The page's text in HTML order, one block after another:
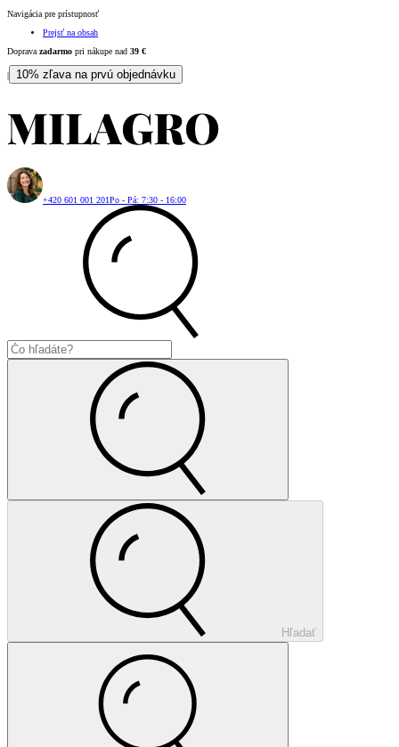
Navigácia pre prístupnosť
Prejsť na obsah
Doprava zadarmo pri nákupe nad 39 €
| 10% zľava na prvú objednávku
+420 601 001 201Po - Pá: 7:30 - 16:00
Hľadať